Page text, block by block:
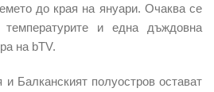
до края на януари. Очаква се
и една дъждовна
на bTV.
и Балканският полуостров остават